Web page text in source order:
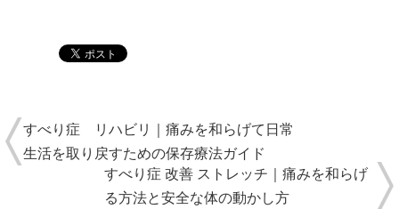
すべり症 リハビリ｜痛みを和らげて日常
生活を取り戻すための保存療法ガイド
すべり症 改善 ストレッチ｜痛みを和らげ
る方法と安全な体の動かし方